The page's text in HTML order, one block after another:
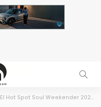
El Hot Spot Soul Weekender 2025 llega a Ponferrada con un potente cartel de soul, funk y jazz